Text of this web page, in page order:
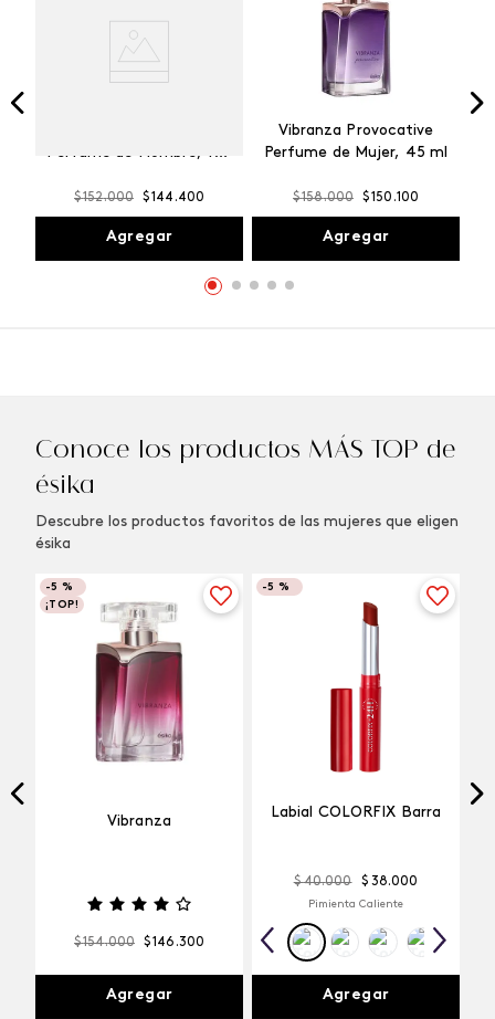
Perfume de Hombre, 100
$152.000 $144 .400
Agregar
Vibranza Provocative
Perfume de Mujer, 45 ml
$158.000 $150 .100
Agregar
Conoce los productos MÁS TOP de
ésika
Descubre los productos favoritos de las mujeres que eligen
ésika
-5 %
¡TOP!
Vibranza
$154.000 $146 .300
Agregar
-5 %
Labial COLORFIX Barra
$ 40.000 $ 38.000
Pimienta Caliente
Agregar